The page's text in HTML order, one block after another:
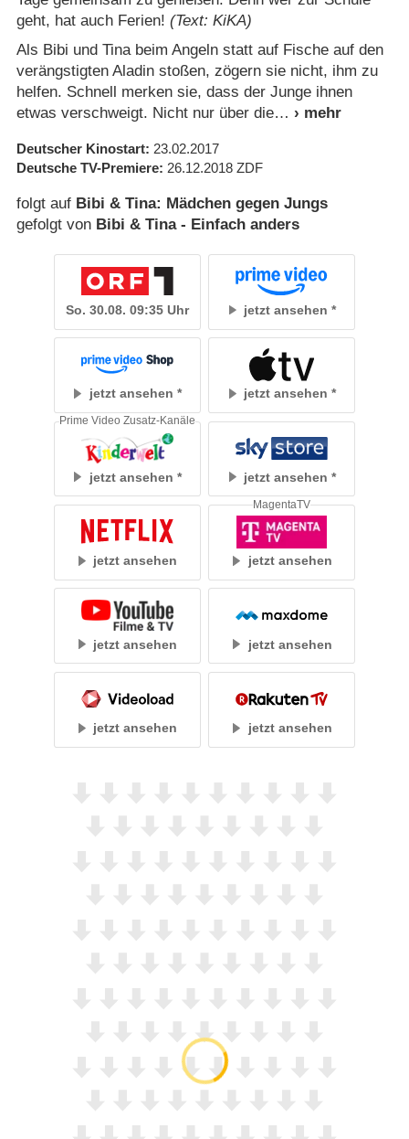
geht, hat auch Ferien! (Text: KiKA)
Als Bibi und Tina beim Angeln statt auf Fische auf den
verängstigten Aladin stoßen, zögern sie nicht, ihm zu
helfen. Schnell merken sie, dass der Junge ihnen
etwas verschweigt. Nicht nur über die
Deutscher Kinostart 23.02.2017
Deutsche TV-Premiere 26.12.2018 ZDF
folgt auf Bibi & Tina: Mädchen gegen Jungs
gefolgt von Bibi & Tina - Einfach anders
So. 30.08. 09:35 Uhr jetzt ansehen
jetzt ansehen jetzt ansehen
jetzt ansehen
Prime Video Zusatz-Kanäle
jetzt ansehen
jetzt ansehen jetzt ansehen
MagentaTV
jetzt ansehen jetzt ansehen
jetzt ansehen jetzt ansehen